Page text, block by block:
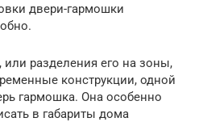
двери-гармошки
разделения его на зоны,
конструкции, одной
гармошка. Она особенно
в габариты дома